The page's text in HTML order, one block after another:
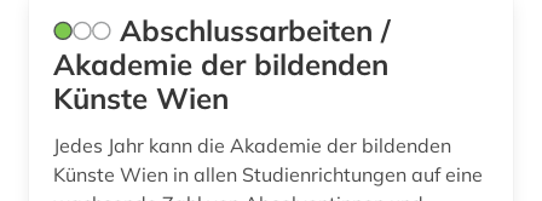
drama (18)
dramatiker (1)
dramaturgie (1)
Abschlussarbeiten /
Akademie der bildenden
Künste Wien
Jedes Jahr kann die Akademie der bildenden
Künste Wien in allen Studienrichtungen auf eine